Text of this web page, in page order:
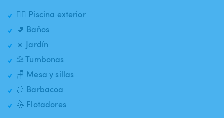
🏊‍♂️ Piscina exterior
🚽 Baños
☀️ Jardín
⛱️ Tumbonas
🪑 Mesa y sillas
🍖 Barbacoa
🤽 Flotadores